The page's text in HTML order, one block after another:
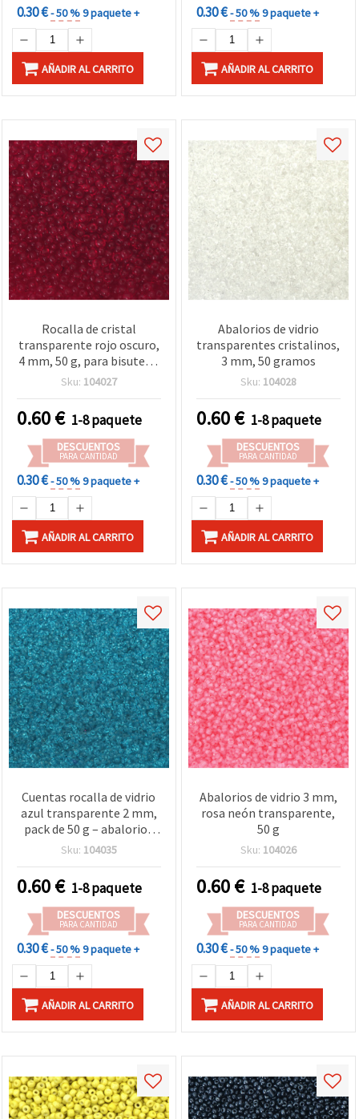
0.30 €- 50 %9 paquete +
AÑADIR AL CARRITO
0.30 €- 50 %9 paquete +
AÑADIR AL CARRITO
Rocalla de cristal
transparente rojo oscuro,
4 mm, 50 g, para bisutería
y manualidades
Sku: 104027
0.60€ 1-8 paquete
DESCUENTOS
PARA CANTIDAD
0.30 €- 50 %9 paquete +
AÑADIR AL CARRITO
Abalorios de vidrio
transparentes cristalinos,
3 mm, 50 gramos
Sku: 104028
0.60€ 1-8 paquete
DESCUENTOS
PARA CANTIDAD
0.30 €- 50 %9 paquete +
AÑADIR AL CARRITO
Cuentas rocalla de vidrio
azul transparente 2 mm,
pack de 50 g – abalorios
redondos pequeños para
en telar, bordado y
manualidades
Sku: 104035
0.60€ 1-8 paquete
DESCUENTOS
PARA CANTIDAD
0.30 €- 50 %9 paquete +
AÑADIR AL CARRITO
Abalorios de vidrio 3 mm,
rosa neón transparente,
50 g
Sku: 104026
0.60€ 1-8 paquete
DESCUENTOS
PARA CANTIDAD
0.30 €- 50 %9 paquete +
AÑADIR AL CARRITO